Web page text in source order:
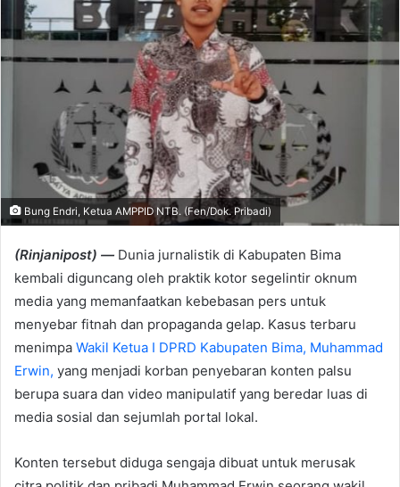
Bung Endri, Ketua AMPPID NTB. (Fen/Dok. Pribadi)
(Rinjanipost) — Dunia jurnalistik di Kabupaten Bima
kembali diguncang oleh praktik kotor segelintir oknum
media yang memanfaatkan kebebasan pers untuk
menyebar fitnah dan propaganda gelap. Kasus terbaru
menimpa Wakil Ketua I DPRD Kabupaten Bima, Muhammad
Erwin, yang menjadi korban penyebaran konten palsu
berupa suara dan video manipulatif yang beredar luas di
media sosial dan sejumlah portal lokal.
Konten tersebut diduga sengaja dibuat untuk merusak